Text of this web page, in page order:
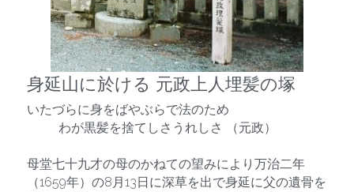
身延山に於ける 元政上人埋髪の塚
いたづらに身をばやぶらで法のため
わが黒髪を捨てしさうれしさ （元政）
母堂七十九才の母のかねての望みにより万治二年
（1659年）の8月13日に深草を出で身延に父の遺骨を